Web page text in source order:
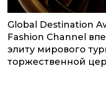
Global Destination
Fashion Channel
элиту мирового
торжественной